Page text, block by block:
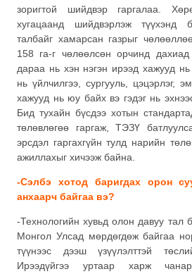
зоригтой шийдвэр гаргалаа.
хугацаанд шийдвэрлэж түүхэнд
талбайг хамарсан газрыг
158 га-г чөлөөлсөн орчинд дахиад
дараа нь хэн нэгэн ирээд хажууд
нь үйлчилгээ, сургууль, цэцэрлэг,
хажууд нь юу байх вэ гэдэг нь
Бид тухайн бүсдээ хотын
төлөвлөгөө гаргаж, ТЭЗҮ
эрсдэл гаргахгүйн тулд нарийн
ажиллахыг хичээж байна.
-Сэлбэ хотод баригдах орон
анхаарч байгаа вэ?
-Технологийн хувьд олон давуу тал
Монгол Улсад мөрдөгдөж байгаа
түүнээс дээш үзүүлэлттэй
Ирээдүйгээ уртаар харж